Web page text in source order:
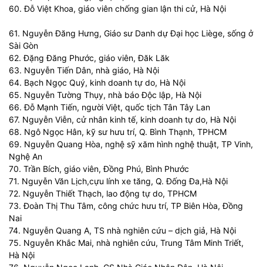
60. Đỗ Việt Khoa, giáo viên chống gian lận thi cử, Hà Nội
61. Nguyễn Đăng Hưng, Giáo sư Danh dự Đại học Liège, sống ở
Sài Gòn
62. Đặng Đăng Phước, giáo viên, Đăk Lăk
63. Nguyễn Tiến Dân, nhà giáo, Hà Nội
64. Bạch Ngọc Quý, kinh doanh tự do, Hà Nội
65. Nguyễn Tường Thụy, nhà báo Độc lập, Hà Nội
66. Đỗ Mạnh Tiến, người Việt, quốc tịch Tân Tây Lan
67. Nguyễn Viễn, cử nhân kinh tế, kinh doanh tự do, Hà Nội
68. Ngô Ngọc Hân, kỹ sư hưu trí, Q. Bình Thạnh, TPHCM
69. Nguyễn Quang Hòa, nghệ sỹ xăm hình nghệ thuật, TP Vinh,
Nghệ An
70. Trần Bích, giáo viên, Đồng Phú, Bình Phước
71. Nguyễn Văn Lịch,cựu lính xe tăng, Q. Đống Đa,Hà Nội
72. Nguyễn Thiết Thạch, lao động tự do, TPHCM
73. Đoàn Thị Thu Tâm, công chức hưu trí, TP Biên Hòa, Đồng
Nai
74. Nguyễn Quang A, TS nhà nghiên cứu – dịch giả, Hà Nội
75. Nguyễn Khắc Mai, nhà nghiên cứu, Trung Tâm Minh Triết,
Hà Nội